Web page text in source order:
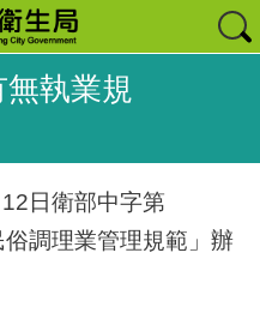
無執業規
日衛部中字第
調理業管理規範」辦